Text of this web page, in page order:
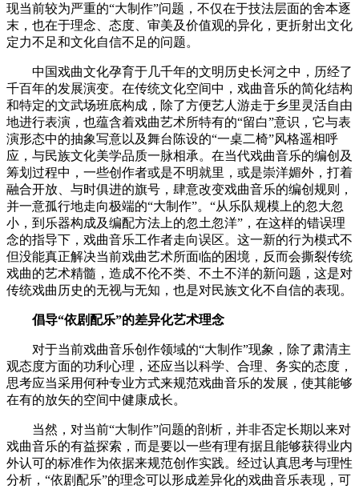
现当前较为严重的“大制作”问题，不仅在于技法层面的舍本逐
末，也在于理念、态度、审美及价值观的异化，更折射出文化
定力不足和文化自信不足的问题。
中国戏曲文化孕育于几千年的文明历史长河之中，历经了
千百年的发展演变。在传统文化空间中，戏曲音乐的简化结构
和特定的文武场班底构成，除了方便艺人游走于乡里灵活自由
地进行表演，也蕴含着戏曲艺术所特有的“留白”意识，它与表
演形态中的抽象写意以及舞台陈设的“一桌二椅”风格遥相呼
应，与民族文化美学品质一脉相承。在当代戏曲音乐的编创及
筹划过程中，一些创作者或是不明就里，或是崇洋媚外，打着
融合开放、与时俱进的旗号，肆意改变戏曲音乐的编创规则，
并一意孤行地走向极端的“大制作”。“从乐队规模上的忽大忽
小，到乐器构成及编配方法上的忽土忽洋”，在这样的错误理
念的指导下，戏曲音乐工作者走向误区。这一新的行为模式不
但没能真正解决当前戏曲艺术所面临的困境，反而会撕裂传统
戏曲的艺术精髓，造成不伦不类、不土不洋的新问题，这是对
传统戏曲历史的无视与无知，也是对民族文化不自信的表现。
倡导“依剧配乐”的差异化艺术理念
对于当前戏曲音乐创作领域的“大制作”现象，除了肃清主
观态度方面的功利心理，还应当以科学、合理、务实的态度，
思考应当采用何种专业方式来规范戏曲音乐的发展，使其能够
在有的放矢的空间中健康成长。
当然，对当前“大制作”问题的剖析，并非否定长期以来对
戏曲音乐的有益探索，而是要以一些有理有据且能够获得业内
外认可的标准作为依据来规范创作实践。经过认真思考与理性
分析，“依剧配乐”的理念可以形成差异化的戏曲音乐表现，可